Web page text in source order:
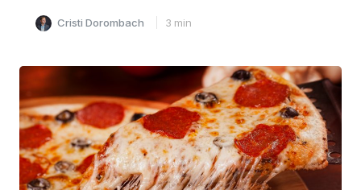
Cristi Dorombach 3 min